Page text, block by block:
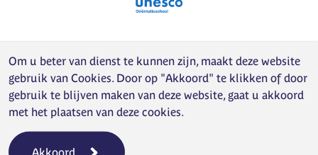
Om u beter van dienst te kunnen zijn, maakt deze website
gebruik van Cookies. Door op "Akkoord" te klikken of door
gebruik te blijven maken van deze website, gaat u akkoord
met het plaatsen van deze cookies.
Akkoord